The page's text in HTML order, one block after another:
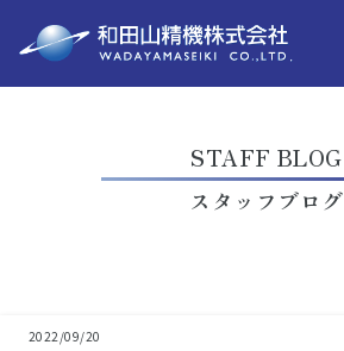
STAFF BLOG
スタッフブログ
2022/09/20